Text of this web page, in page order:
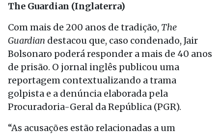
The Guardian (Inglaterra)
Com mais de 200 anos de tradição, The
Guardian destacou que, caso condenado, Jair
Bolsonaro poderá responder a mais de 40 anos
de prisão. O jornal inglês publicou uma
reportagem contextualizando a trama
golpista e a denúncia elaborada pela
Procuradoria-Geral da República (PGR).
“As acusações estão relacionadas a um